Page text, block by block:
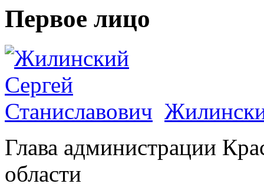
Первое лицо
Глава администрации
области